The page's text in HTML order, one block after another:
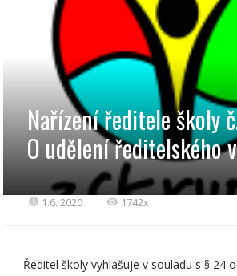
Nařízení ředitele školy
O udělení ředitelského
1.6. 2020 1742x
Ředitel školy vyhlašuje v souladu s § 24